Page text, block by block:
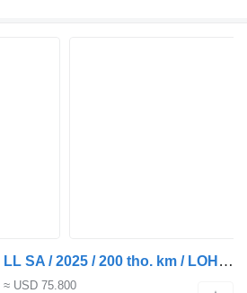
MAN TGS 18.440 4×2 LL SA / 2025 / 200 tho. km / LOHR / 2 units
≈ USD 75.800